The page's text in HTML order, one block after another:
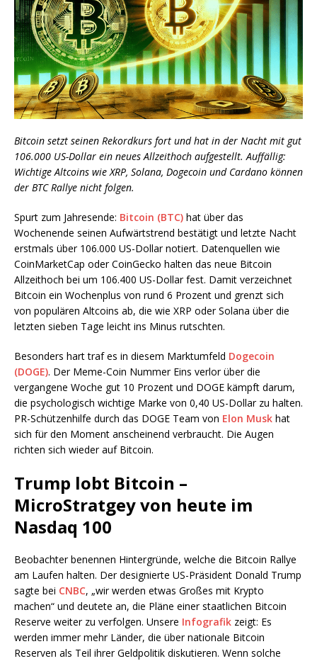
Bitcoin setzt seinen Rekordkurs fort und hat in der Nacht mit gut
106.000 US-Dollar ein neues Allzeithoch aufgestellt. Auffällig:
Wichtige Altcoins wie XRP, Solana, Dogecoin und Cardano können
der BTC Rallye nicht folgen.
Spurt zum Jahresende: Bitcoin (BTC) hat über das
Wochenende seinen Aufwärtstrend bestätigt und letzte Nacht
erstmals über 106.000 US-Dollar notiert. Datenquellen wie
CoinMarketCap oder CoinGecko halten das neue Bitcoin
Allzeithoch bei um 106.400 US-Dollar fest. Damit verzeichnet
Bitcoin ein Wochenplus von rund 6 Prozent und grenzt sich
von populären Altcoins ab, die wie XRP oder Solana über die
letzten sieben Tage leicht ins Minus rutschten.
Besonders hart traf es in diesem Marktumfeld Dogecoin
(DOGE). Der Meme-Coin Nummer Eins verlor über die
vergangene Woche gut 10 Prozent und DOGE kämpft darum,
die psychologisch wichtige Marke von 0,40 US-Dollar zu halten.
PR-Schützenhilfe durch das DOGE Team von Elon Musk hat
sich für den Moment anscheinend verbraucht. Die Augen
richten sich wieder auf Bitcoin.
Trump lobt Bitcoin –
MicroStratgey von heute im
Nasdaq 100
Beobachter benennen Hintergründe, welche die Bitcoin Rallye
am Laufen halten. Der designierte US-Präsident Donald Trump
sagte bei CNBC, „wir werden etwas Großes mit Krypto
machen“ und deutete an, die Pläne einer staatlichen Bitcoin
Reserve weiter zu verfolgen. Unsere Infografik zeigt: Es
werden immer mehr Länder, die über nationale Bitcoin
Reserven als Teil ihrer Geldpolitik diskutieren. Wenn solche